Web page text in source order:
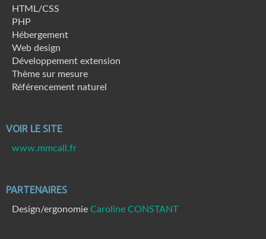
HTML/CSS
PHP
Hébergement
Web design
Développement extension
Thème sur mesure
Référencement naturel
VOIR LE SITE
www.mmcall.fr
PARTENAIRES
Design/ergonomie Caroline CONSTANT